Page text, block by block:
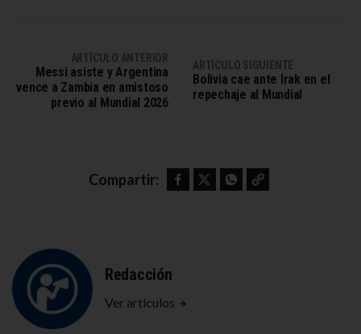
ARTÍCULO ANTERIOR
Messi asiste y Argentina
vence a Zambia en amistoso
previo al Mundial 2026
ARTÍCULO SIGUIENTE
Bolivia cae ante Irak en el
repechaje al Mundial
Compartir: Facebook Twitter WhatsApp Copy link
Redacción
Ver artículos